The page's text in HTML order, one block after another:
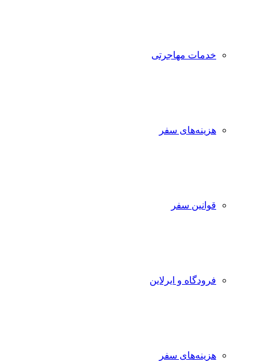
خدمات مهاجرتی
هزینه‌های سفر
قوانین سفر
فرودگاه و ایرلاین
هزینه‌های سفر